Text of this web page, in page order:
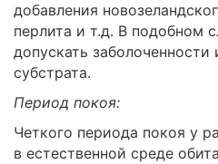
добавления
перлита и т.д. В подобном
допускать заболоченности
субстрата.
Период покоя:
Четкого периода покоя у
в естественной среде